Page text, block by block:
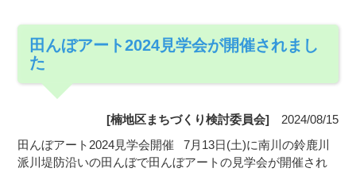
田んぼアート2024見学会が開催されまし
た
[楠地区まちづくり検討委員会] 2024/08/15
田んぼアート2024見学会開催 7月13日(土)に南川の鈴鹿川
派川堤防沿いの田んぼで田んぼアートの見学会が開催され